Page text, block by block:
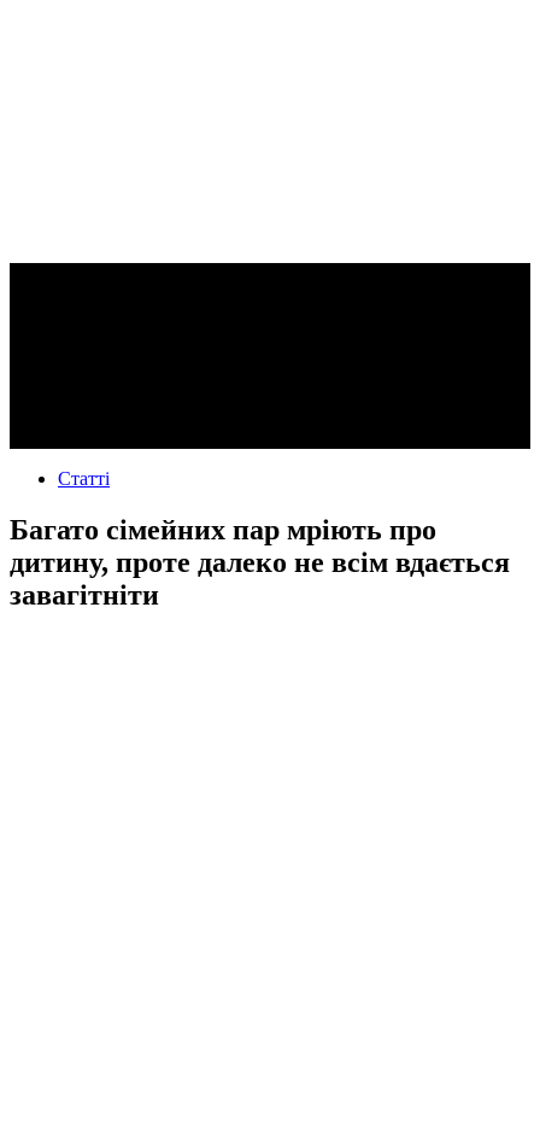
Статті
Багато сімейних пар мріють про
дитину, проте далеко не всім вдається
завагітніти